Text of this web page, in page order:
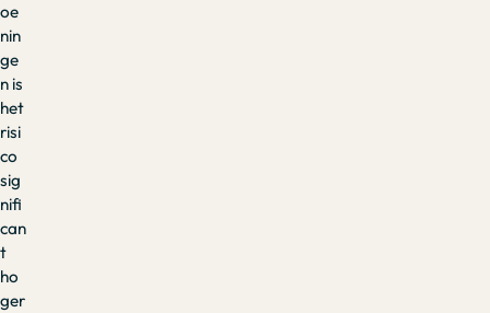
oe
nin
ge
n is
het
risi
co
sig
nifi
can
t
ho
ger